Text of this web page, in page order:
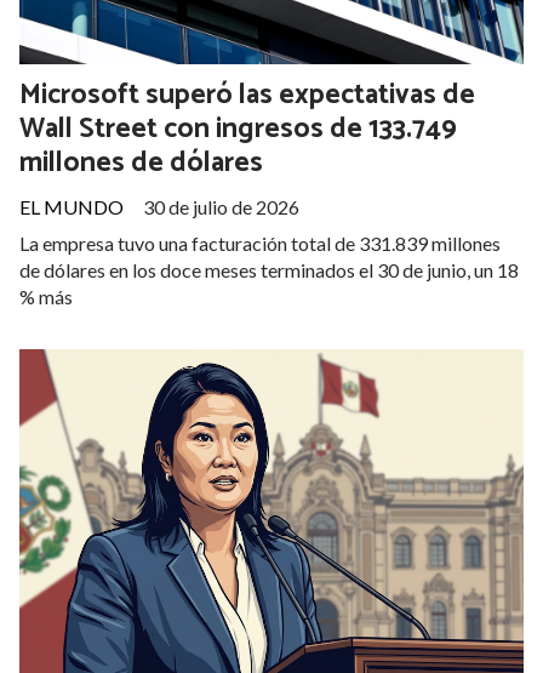
Microsoft superó las expectativas de
Wall Street con ingresos de 133.749
millones de dólares
EL MUNDO
30 de julio de 2026
La empresa tuvo una facturación total de 331.839 millones
de dólares en los doce meses terminados el 30 de junio, un 18
% más